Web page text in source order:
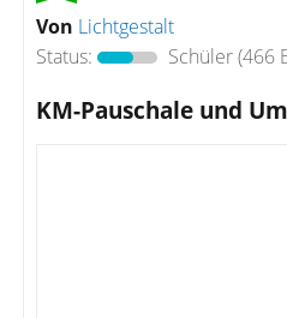
Von Lichtgestalt
Status:
Schüler(466
KM-Pauschale und